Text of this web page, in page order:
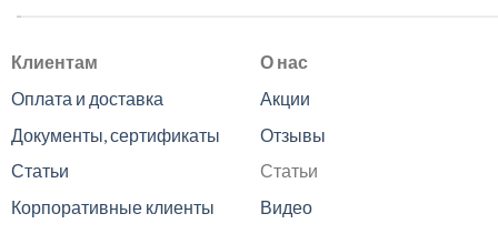
Клиентам
Оплата и доставка
Документы, сертификаты
Статьи
Корпоративные клиенты
О нас
Акции
Отзывы
Статьи
Видео